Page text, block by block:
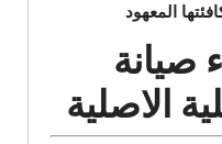
المعهود
صيانة
الاصلية